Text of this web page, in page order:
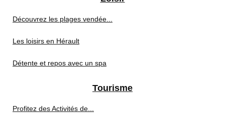
Découvrez les plages vendée...
Les loisirs en Hérault
Détente et repos avec un spa
Tourisme
Profitez des Activités de...